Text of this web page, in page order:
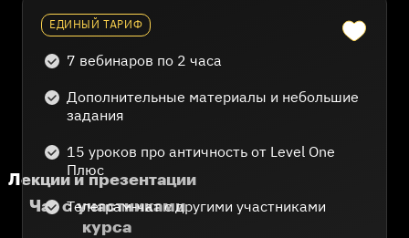
И смогли бы мы понять себя
Лекции и презентации
Чат с участниками
курса
Пифагореизм
Эпикурейство
Стоицизм
ЕДИНЫЙ ТАРИФ
7 вебинаров по 2 часа
Дополнительные материалы и небольшие
задания
15 уроков про античность от Level One
Плюс
Телеграм-чат с другими участниками